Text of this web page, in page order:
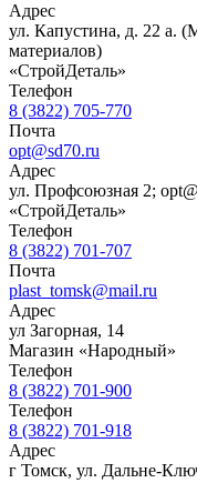
Адрес
ул. Капустина, д. 22 а.
материалов)
«СтройДеталь»
Телефон
8 (3822) 705-770
Почта
opt@sd70.ru
Адрес
ул. Профсоюзная 2;
«СтройДеталь»
Телефон
8 (3822) 701-707
Почта
plast_tomsk@mail.ru
Адрес
ул Загорная, 14
Магазин «Народный»
Телефон
8 (3822) 701-900
Телефон
8 (3822) 701-918
Адрес
г Томск, ул. Дальне-